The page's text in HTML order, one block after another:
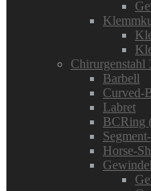
Chirurgenstahl
Barbell
Curved-
Labret
BCRing
Horse-